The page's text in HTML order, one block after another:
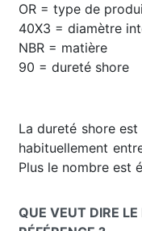
OR = type de
40X3 = diamètre
NBR = matière
90 = dureté shore
La dureté shore
habituellement
Plus le nombre est
QUE VEUT DIRE